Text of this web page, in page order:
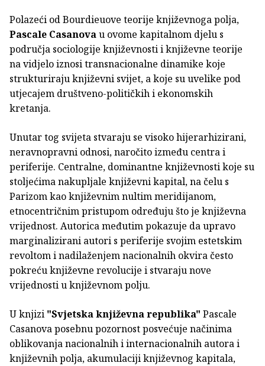
Polazeći od Bourdieuove teorije književnoga polja,
Pascale Casanovau ovome kapitalnom djelu s
područja sociologije književnosti i književne teorije
na vidjelo iznosi transnacionalne dinamike koje
strukturiraju književni svijet, a koje su uvelike pod
utjecajem društveno-političkih i ekonomskih
kretanja.
Unutar tog svijeta stvaraju se visoko hijerarhizirani,
neravnopravni odnosi, naročito između centra i
periferije. Centralne, dominantne književnosti koje su
stoljećima nakupljale književni kapital, na čelu s
Parizom kao književnim nultim meridijanom,
etnocentričnim pristupom određuju što je književna
vrijednost. Autorica međutim pokazuje da upravo
marginalizirani autori s periferije svojim estetskim
revoltom i nadilaženjem nacionalnih okvira često
pokreću književne revolucije i stvaraju nove
vrijednosti u književnom polju.
U knjizi "Svjetska književna republika" Pascale
Casanova posebnu pozornost posvećuje načinima
oblikovanja nacionalnih i internacionalnih autora i
književnih polja, akumulaciji književnog kapitala,